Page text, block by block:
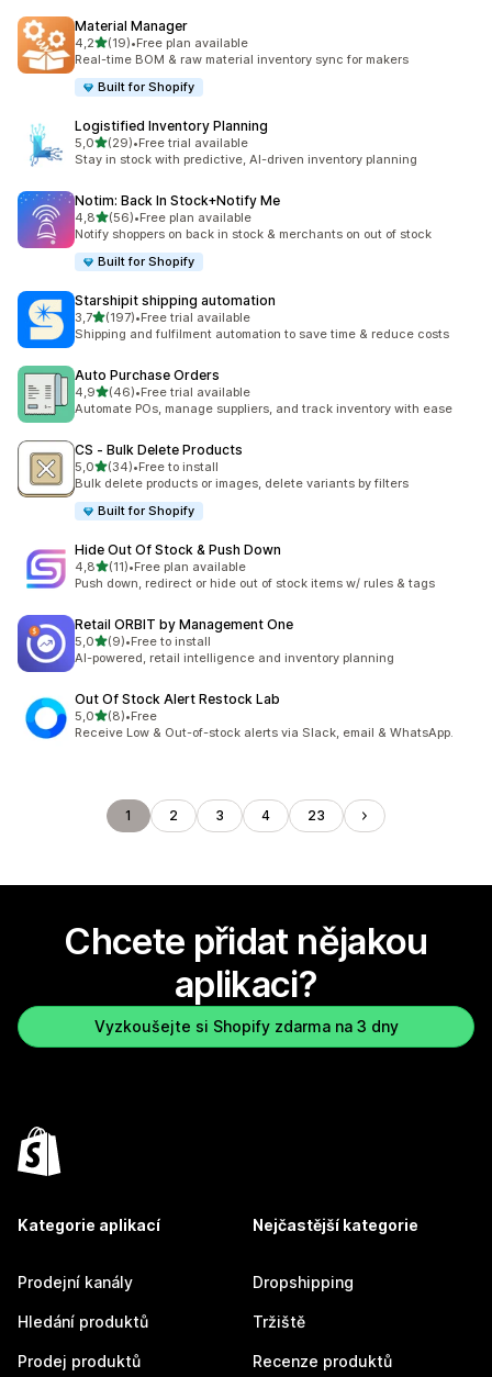
Material Manager
4,2z 5 hvězd
(19)
Celkový počet recenzí: 19
•Free plan available
Real-time BOM & raw material inventory sync for makers
Built for Shopify
Logistified Inventory Planning
5,0z 5 hvězd
(29)
Celkový počet recenzí: 29
•Free trial available
Stay in stock with predictive, AI-driven inventory planning
Notim: Back In Stock+Notify Me
4,8z 5 hvězd
(56)
Celkový počet recenzí: 56
•Free plan available
Notify shoppers on back in stock & merchants on out of stock
Built for Shopify
Starshipit shipping automation
3,7z 5 hvězd
(197)
Celkový počet recenzí: 197
•Free trial available
Shipping and fulfilment automation to save time & reduce costs
Auto Purchase Orders
4,9z 5 hvězd
(46)
Celkový počet recenzí: 46
•Free trial available
Automate POs, manage suppliers, and track inventory with ease
CS ‑ Bulk Delete Products
5,0z 5 hvězd
(34)
Celkový počet recenzí: 34
•Free to install
Bulk delete products or images, delete variants by filters
Built for Shopify
Hide Out Of Stock & Push Down
4,8z 5 hvězd
(11)
Celkový počet recenzí: 11
•Free plan available
Push down, redirect or hide out of stock items w/ rules & tags
Retail ORBIT by Management One
5,0z 5 hvězd
(9)
Celkový počet recenzí: 9
•Free to install
AI-powered, retail intelligence and inventory planning
Out Of Stock Alert Restock Lab
5,0z 5 hvězd
(8)
Celkový počet recenzí: 8
•Free
Receive Low & Out-of-stock alerts via Slack, email & WhatsApp.
1 2 3 4 23
Chcete přidat nějakou
aplikaci?
Vyzkoušejte si Shopify zdarma na 3 dny
Kategorie aplikací
Prodejní kanály
Hledání produktů
Prodej produktů
Nejčastější kategorie
Dropshipping
Tržiště
Recenze produktů